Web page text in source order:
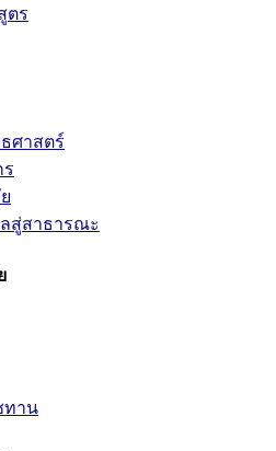
ตร
ศาสตร์
ร
ลสู่สาธารณะ
ทาน